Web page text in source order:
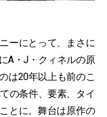
ーにとって、まさに
A・J・クィネルの原
は20年以上も前のこ
の条件、要素、タイ
とに。舞台は原作の